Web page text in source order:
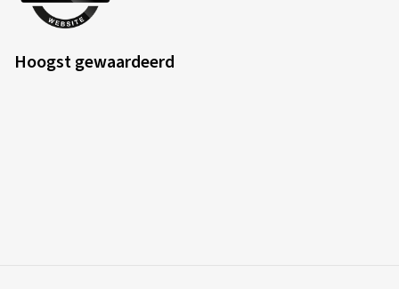
Hoogst gewaardeerd